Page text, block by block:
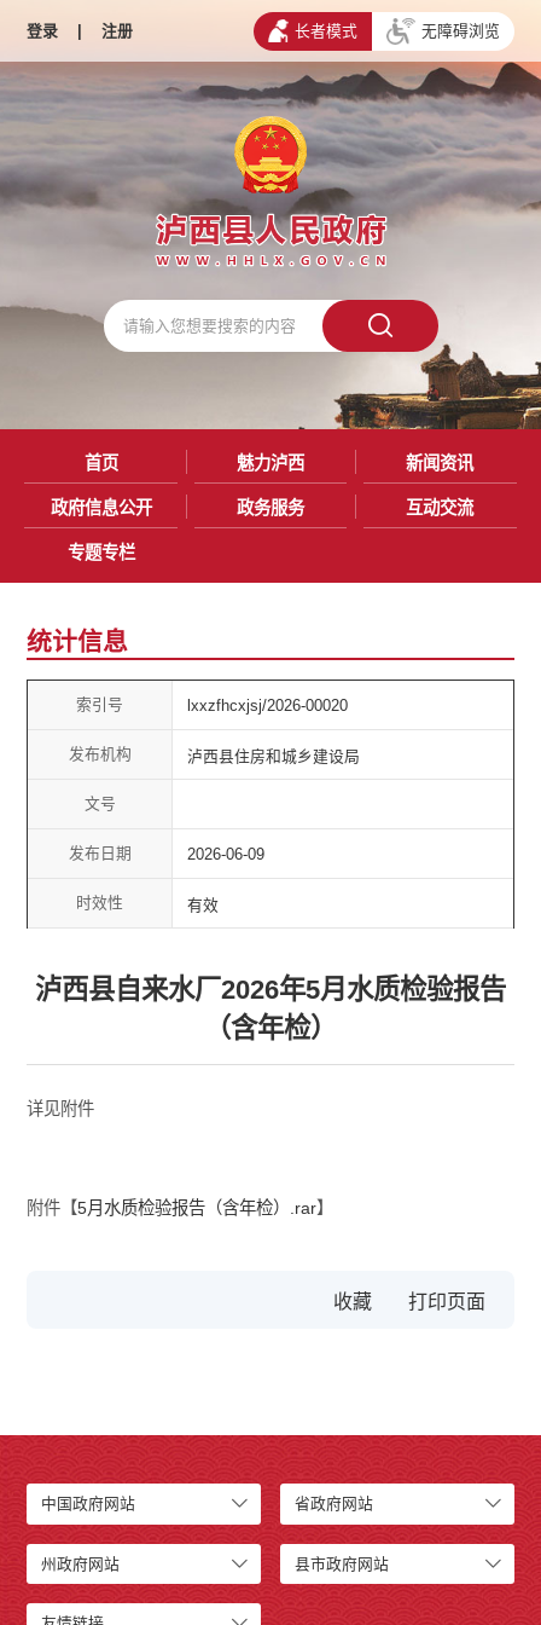
登录 | 注册 长者模式 无障碍浏览
首页 魅力泸西 新闻资讯
政府信息公开 政务服务 互动交流
专题专栏
统计信息
索引号 lxxzfhcxjsj/2026-00020
发布机构 泸西县住房和城乡建设局
文号
发布日期 2026-06-09
时效性 有效
泸西县自来水厂2026年5月水质检验报告
（含年检）
详见附件
附件【5月水质检验报告（含年检）.rar】
收藏
中国政府网站 省政府网站
州政府网站 县市政府网站